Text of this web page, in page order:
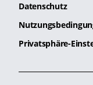
Datenschutz
Privatsphäre-